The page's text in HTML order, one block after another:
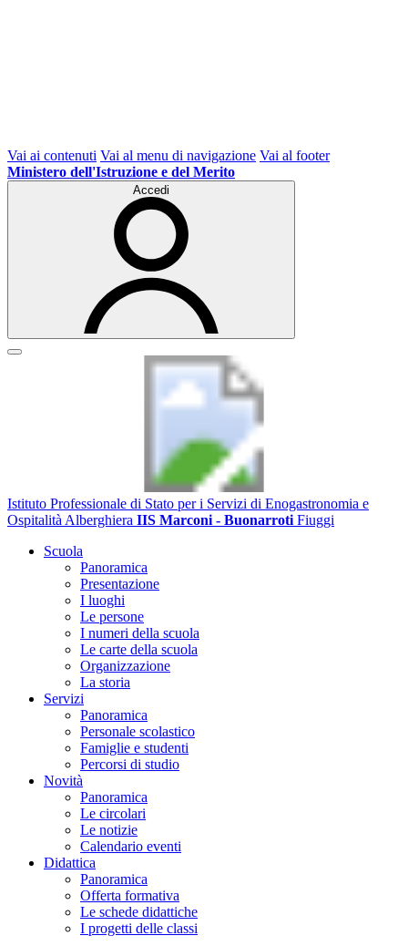
Vai ai contenuti Vai al menu di navigazione Vai al footer
Ministero dell'Istruzione e del Merito
Accedi
Istituto Professionale di Stato per i Servizi di Enogastronomia e
Ospitalità Alberghiera IIS Marconi - Buonarroti Fiuggi
Scuola
Panoramica
Presentazione
I luoghi
Le persone
I numeri della scuola
Le carte della scuola
Organizzazione
La storia
Servizi
Panoramica
Personale scolastico
Famiglie e studenti
Percorsi di studio
Novità
Panoramica
Le circolari
Le notizie
Calendario eventi
Didattica
Panoramica
Offerta formativa
Le schede didattiche
I progetti delle classi